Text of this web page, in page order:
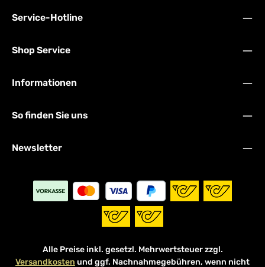
Service-Hotline
Shop Service
Informationen
So finden Sie uns
Newsletter
Alle Preise inkl. gesetzl. Mehrwertsteuer zzgl.
Versandkosten und ggf. Nachnahmegebühren, wenn nicht